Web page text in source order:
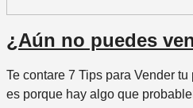
¿Aún no puedes
Te contare 7 Tips para Vender
es porque hay algo que